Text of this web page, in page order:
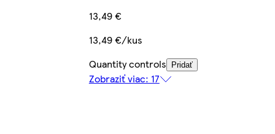
13,49 €
13,49 €/kus
Quantity controls
Pridať
Zobraziť viac: 17